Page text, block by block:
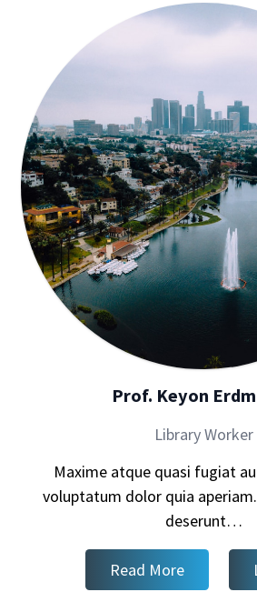
Prof. Keyon
Library Worker
Maxime atque quasi fugiat
voluptatum dolor quia
deserunt…
Read More